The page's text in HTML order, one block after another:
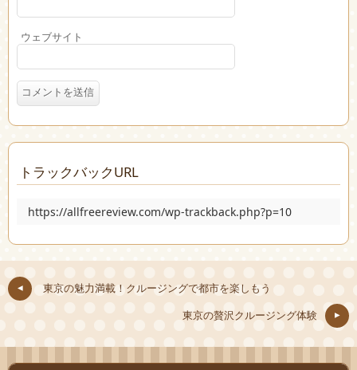
ウェブサイト
トラックバックURL
https://allfreereview.com/wp-trackback.php?p=10
東京の魅力満載！クルージングで都市を楽しもう
東京の贅沢クルージング体験